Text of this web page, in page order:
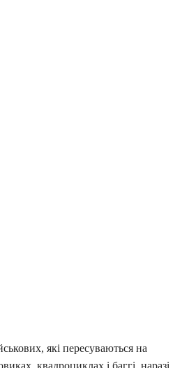
які пересуваються на
квадроциклах і баггі, наразі